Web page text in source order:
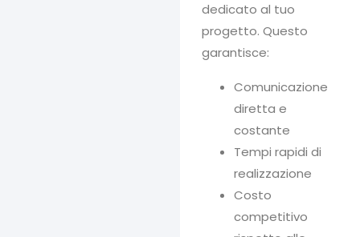
dedicato al tuo
progetto. Questo
garantisce:
Comunicazione
diretta e
costante
Tempi rapidi di
realizzazione
Costo
competitivo